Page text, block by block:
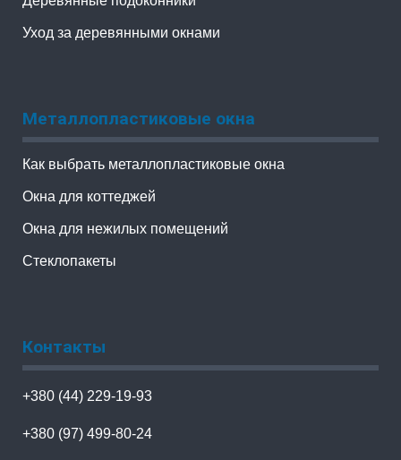
Уход за деревянными окнами
Металлопластиковые окна
Как выбрать металлопластиковые окна
Окна для коттеджей
Окна для нежилых помещений
Стеклопакеты
Контакты
+380 (44) 229-19-93
+380 (97) 499-80-24